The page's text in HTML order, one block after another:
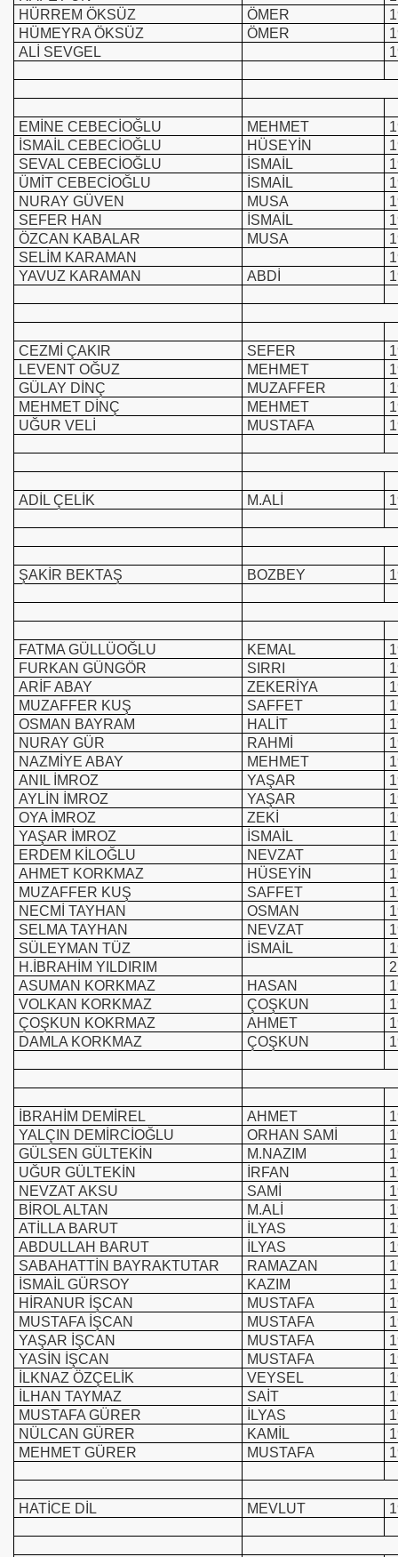
HÜRREM ÖKSÜZ
ÖMER
HÜMEYRA ÖKSÜZ
ÖMER
ALİ SEVGEL
EMİNE CEBECİOĞLU MEHMET
İSMAİL CEBECİOĞLU
HÜSEYİN
SEVAL CEBECİOĞLU
İSMAİL
ÜMİT CEBECİOĞLU
İSMAİL
NURAY GÜVEN
MUSA
SEFER HAN
İSMAİL
ÖZCAN KABALAR
MUSA
SELİM KARAMAN
YAVUZ KARAMAN
ABDİ
CEZMİ ÇAKIR SEFER
LEVENT OĞUZ
MEHMET
GÜLAY DİNÇ
MUZAFFER
MEHMET DİNÇ
MEHMET
UĞUR VELİ
MUSTAFA
ADİL ÇELİK M.ALİ
ŞAKİR BEKTAŞ BOZBEY
FATMA GÜLLÜOĞLU KEMAL
FURKAN GÜNGÖR
SIRRI
ARİF ABAY
ZEKERİYA
MUZAFFER KUŞ
SAFFET
OSMAN BAYRAM
HALİT
NURAY GÜR
RAHMİ
NAZMİYE ABAY
MEHMET
ANIL İMROZ
YAŞAR
AYLİN İMROZ
YAŞAR
OYA İMROZ
ZEKİ
YAŞAR İMROZ
İSMAİL
ERDEM KİLOĞLU
NEVZAT
AHMET KORKMAZ
HÜSEYİN
MUZAFFER KUŞ
SAFFET
NECMİ TAYHAN
OSMAN
SELMA TAYHAN
NEVZAT
SÜLEYMAN TÜZ
İSMAİL
H.İBRAHİM YILDIRIM
ASUMAN KORKMAZ
HASAN
VOLKAN KORKMAZ
ÇOŞKUN
ÇOŞKUN KOKRMAZ
AHMET
DAMLA KORKMAZ
ÇOŞKUN
İBRAHİM DEMİREL AHMET
YALÇIN DEMİRCİOĞLU
ORHAN SAMİ
GÜLSEN GÜLTEKİN
M.NAZIM
UĞUR GÜLTEKİN
İRFAN
NEVZAT AKSU
SAMİ
BİROL ALTAN
M.ALİ
ATİLLA BARUT
İLYAS
ABDULLAH BARUT
İLYAS
SABAHATTİN BAYRAKTUTAR
RAMAZAN
İSMAİL GÜRSOY
KAZIM
HİRANUR İŞCAN
MUSTAFA
MUSTAFA İŞCAN
MUSTAFA
YAŞAR İŞCAN
MUSTAFA
YASİN İŞCAN
MUSTAFA
İLKNAZ ÖZÇELİK
VEYSEL
İLHAN TAYMAZ
SAİT
MUSTAFA GÜRER
İLYAS
NÜLCAN GÜRER
KAMİL
MEHMET GÜRER
MUSTAFA
HATİCE DİL MEVLUT